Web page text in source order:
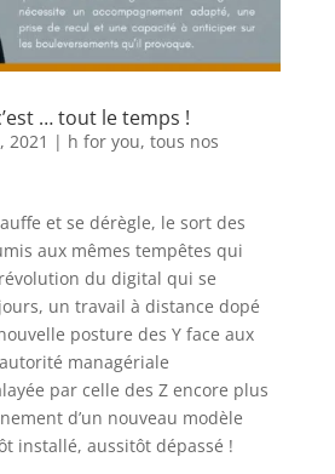
… tout le temps !
2021 | h for you, tous nos
et se dérègle, le sort des
aux mêmes tempêtes qui
du digital qui se
un travail à distance dopé
posture des Y face aux
managériale
par celle des Z encore plus
d’un nouveau modèle
installé, aussitôt dépassé !